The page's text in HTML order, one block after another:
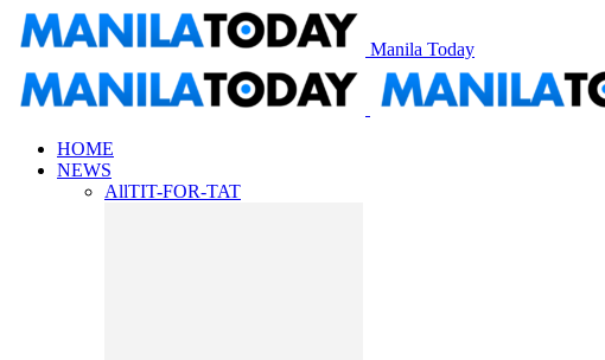
Manila Today
HOME
NEWS
AllTIT-FOR-TAT